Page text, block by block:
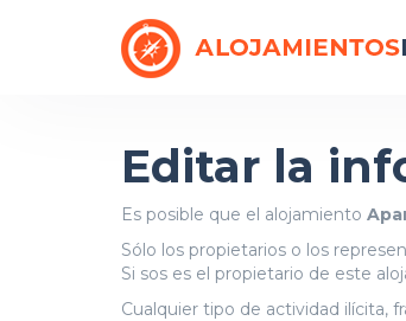
Editar la
Es posible que el alojamiento
Sólo los propietarios o los
Si sos es el propietario de este
Cualquier tipo de actividad ilícita,